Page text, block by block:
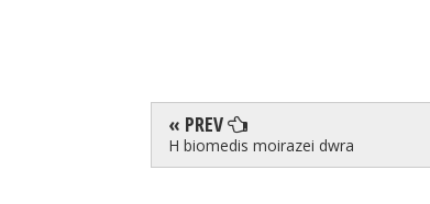
« PREV
H biomedis moirazei dwra